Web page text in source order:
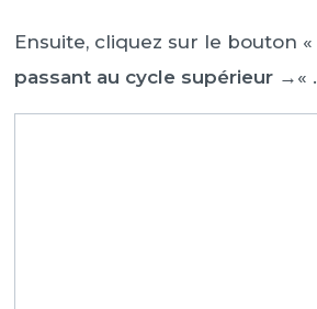
Ensuite, cliquez sur le bouton «
passant au cycle supérieur → « .